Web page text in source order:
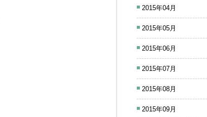
2015年04月
2015年05月
2015年06月
2015年07月
2015年08月
2015年09月